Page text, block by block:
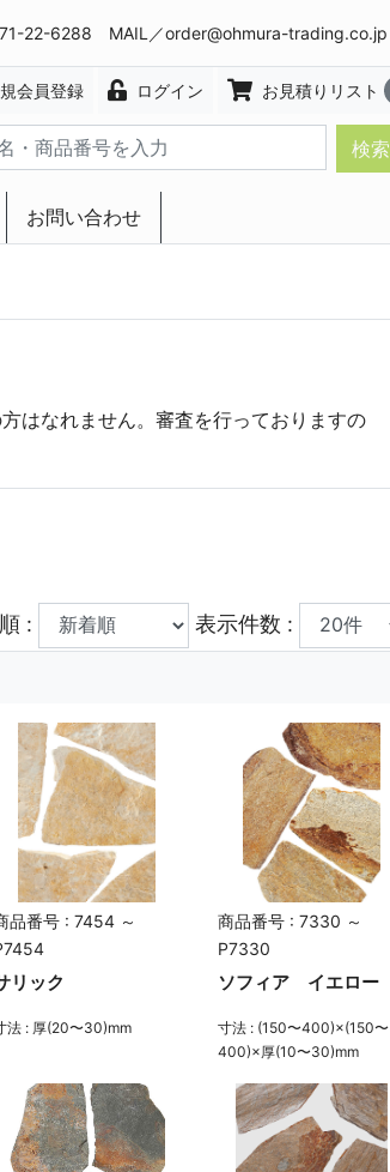
22-6288 MAIL／order@ohmura-trading.co.jp
会員登録 ログイン お見積りリスト
検索
お問い合わせ
方はなれません。審査を行っておりますの
: 表示件数 :
品番号 : 7454 ～
リック
法 : 厚(20〜30)mm
商品番号 : 7330 ～
P7330
ソフィア イエロー
寸法 : (150〜400)×(150〜
400)×厚(10〜30)mm